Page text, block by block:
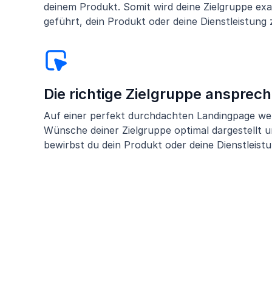
deinem Produkt. Somit wird deine Zielgruppe
geführt, dein Produkt oder deine Dienstleistung
Die richtige Zielgruppe
Auf einer perfekt durchdachten Landingpage
Wünsche deiner Zielgruppe optimal dargestellt
bewirbst du dein Produkt oder deine